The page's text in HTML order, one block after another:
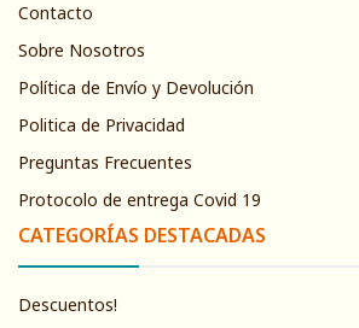
Contacto
Sobre Nosotros
Política de Envío y Devolución
Politica de Privacidad
Preguntas Frecuentes
Protocolo de entrega Covid 19
CATEGORÍAS DESTACADAS
Descuentos!